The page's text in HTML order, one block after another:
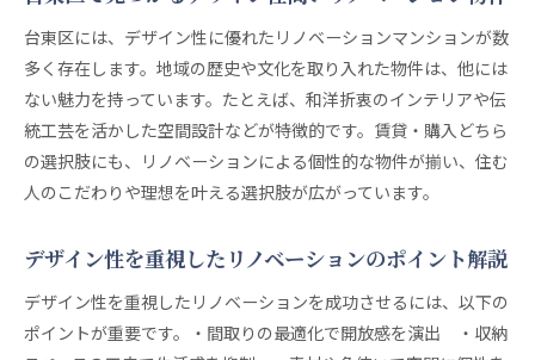
台東区には、デザイン性に優れたリノベーションマンションが数
多く存在します。地域の歴史や文化を取り入れた物件は、他には
ない魅力を持っています。たとえば、和洋折衷のインテリアや伝
統工芸を活かした空間設計などが特徴的です。賃貸・購入どちら
の選択肢にも、リノベーションによる個性的な物件が揃い、住む
人のこだわりや理想を叶える選択肢が広がっています。
デザイン性を重視したリノベーションのポイント解説
デザイン性を重視したリノベーションを成功させるには、以下の
ポイントが重要です。・間取りの最適化で開放感を演出 ・収納